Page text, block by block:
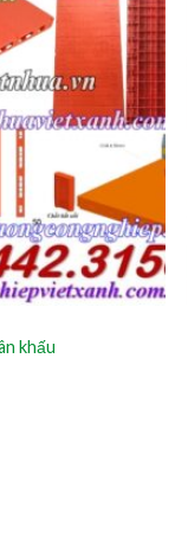
khấu